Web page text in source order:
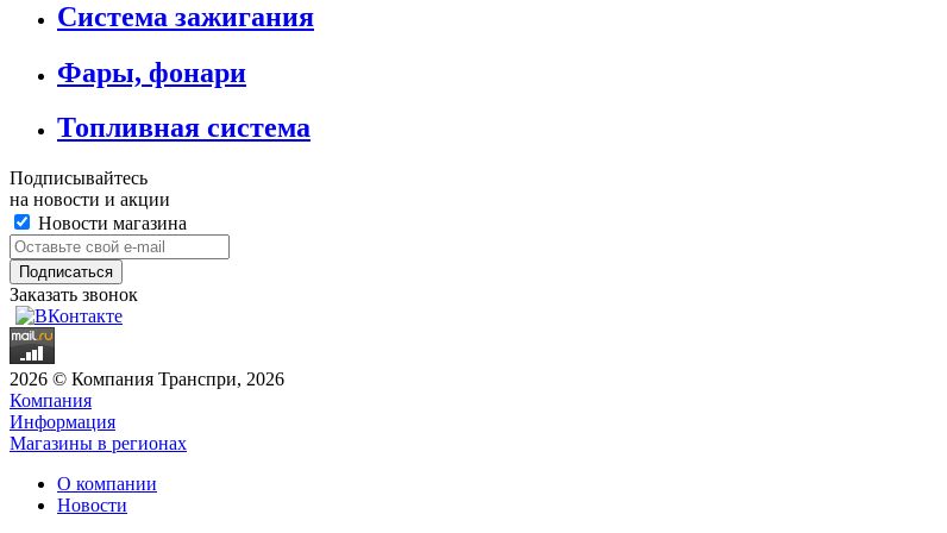
Система зажигания
Фары, фонари
Топливная система
Подписывайтесь
на новости и акции
Новости магазина
Заказать звонок
2026 © Компания Транспри, 2026
Компания
Информация
Магазины в регионах
О компании
Новости